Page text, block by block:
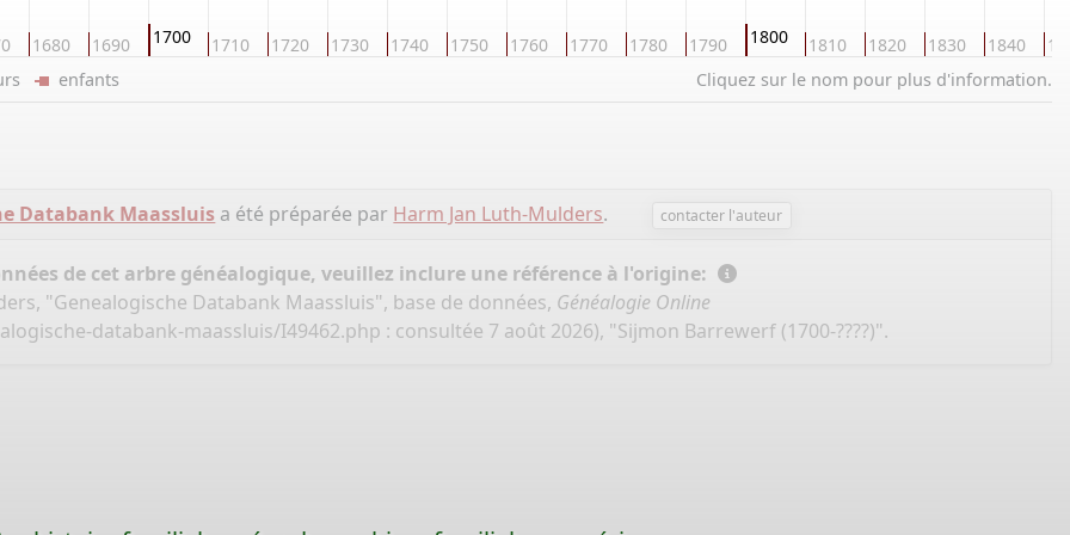
1680 1690 1700 1710 1720 1730 1740 1750 1760 1770 1780 1790 1800 1810 1820 1830 1840
Cliquez sur le nom pour plus d'information.
enfants
Databank Maassluis a été préparée par Harm Jan Luth-Mulders. contacter l'auteur
de cet arbre généalogique, veuillez inclure une référence à l'origine:
"Genealogische Databank Maassluis", base de données, Généalogie Online
databank-maassluis/I49462.php : consultée 7 août 2026), "Sijmon Barrewerf (1700-????)".